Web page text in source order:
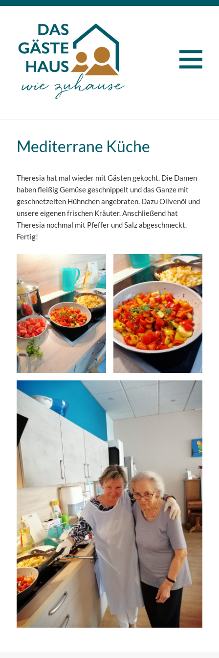
MENÜ
Mediterrane Küche
Theresia hat mal wieder mit Gästen gekocht. Die Damen
haben fleißig Gemüse geschnippelt und das Ganze mit
geschnetzelten Hühnchen angebraten. Dazu Olivenöl und
unsere eigenen frischen Kräuter. Anschließend hat
Theresia nochmal mit Pfeffer und Salz abgeschmeckt.
Fertig!